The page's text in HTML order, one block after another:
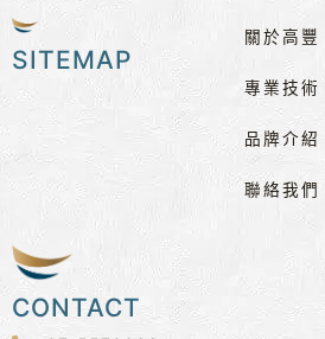
SITEMAP
關於高豐
專業技術
品牌介紹
聯絡我們
CONTACT